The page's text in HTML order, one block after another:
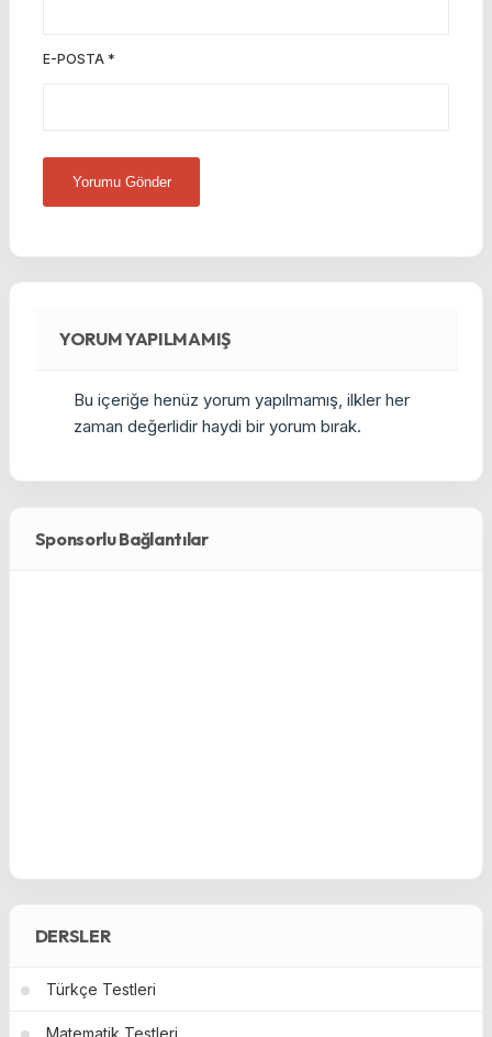
E-POSTA *
YORUM YAPILMAMIŞ
Bu içeriğe henüz yorum yapılmamış, ilkler her
zaman değerlidir haydi bir yorum bırak.
Sponsorlu Bağlantılar
DERSLER
Türkçe Testleri